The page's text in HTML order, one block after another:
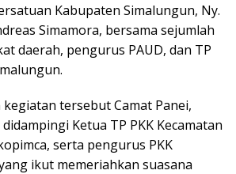
Kabupaten Simalungun, Ny.
Simamora, bersama sejumlah
daerah, pengurus PAUD, dan TP
tersebut Camat Panei,
Ketua TP PKK Kecamatan
serta pengurus PKK
ikut memeriahkan suasana